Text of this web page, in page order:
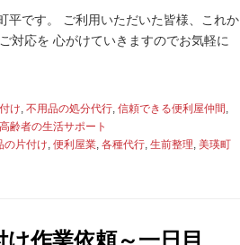
平です。 ご利用いただいた皆様、これか
対応を 心がけていきますのでお気軽に
け, 不用品の処分代行, 信頼できる便利屋仲間 ,
高齢者の生活サポート
の片付け, 便利屋業, 各種代行, 生前整理, 美瑛町
作業依頼～一日目